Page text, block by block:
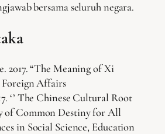
bersama seluruh negara.
2017. “The Meaning of Xi
Foreign Affairs
‘’ The Chinese Cultural Root
of Common Destiny for All
in Social Science, Education